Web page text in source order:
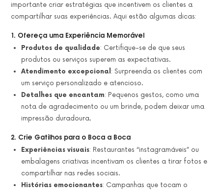
importante criar estratégias que incentivem os clientes a
compartilhar suas experiências. Aqui estão algumas dicas:
1. Ofereça uma Experiência Memorável
Produtos de qualidade: Certifique-se de que seus
produtos ou serviços superem as expectativas.
Atendimento excepcional : Surpreenda os clientes com
um serviço personalizado e atencioso.
Detalhes que encantam: Pequenos gestos, como uma
nota de agradecimento ou um brinde, podem deixar uma
impressão duradoura.
2. Crie Gatilhos para o Boca a Boca
Experiências visuais: Restaurantes “instagramáveis” ou
embalagens criativas incentivam os clientes a tirar fotos e
compartilhar nas redes sociais.
Histórias emocionantes: Campanhas que tocam o